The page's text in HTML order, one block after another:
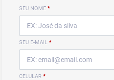
SEU NOME *
SEU E-MAIL *
CELULAR *